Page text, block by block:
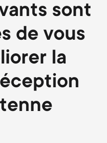
sont
de vous
la